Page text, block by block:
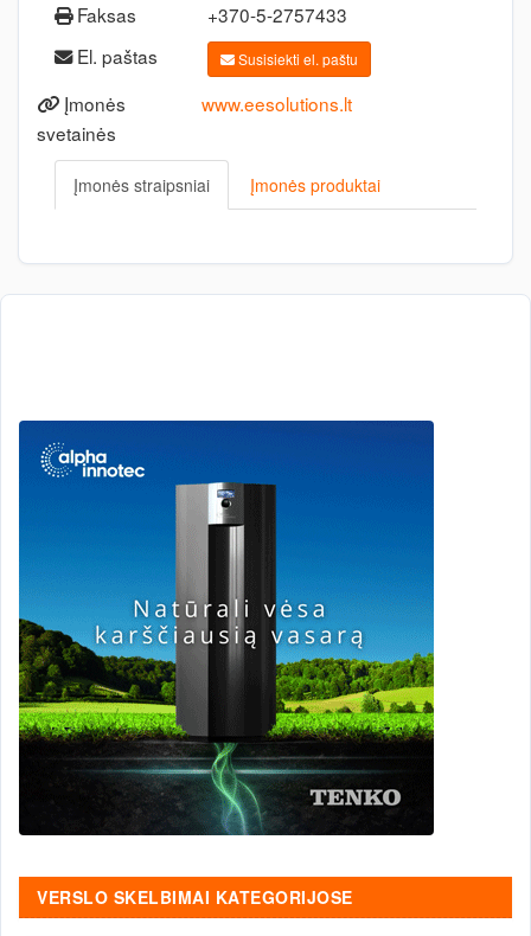
Faksas
+370-5-2757433
El. paštas
Susisiekti el. paštu
Įmonės
svetainės
www.eesolutions.lt
Įmonės straipsniai Įmonės produktai
VERSLO SKELBIMAI KATEGORIJOSE